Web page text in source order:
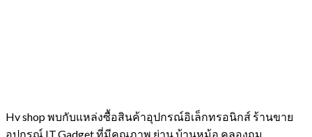
Hv shop พบกับแหล่งซื้อสินค้าอุปกรณ์อิเล็กทรอนิกส์ ร้านขาย
อุปกรณ์ IT,Gadget ที่มีคุณภาพ ย่าน บ้านหม้อ คลองถม